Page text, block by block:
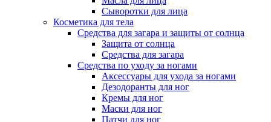
Сыворотки для лица
Косметика для тела
Средства для загара и защиты от солнца
Защита от солнца
Средства для загара
Средства по уходу за ногами
Аксессуары для ухода за ногами
Дезодоранты для ног
Кремы для ног
Маски для ног
Патчи для ног